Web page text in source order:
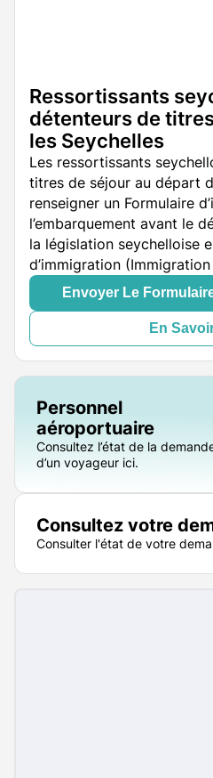
Ressortissants
détenteurs de
les Seychelles
Les ressortissants
titres de séjour au départ
renseigner un Formulaire
l’embarquement avant le
la législation seychelloise
d’immigration
Envoyer Le
En
Personnel
aéroportuaire
Consultez l’état de la
d’un voyageur ici.
Consultez votre
Consulter l'état de votre